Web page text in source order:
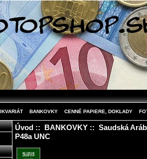
BANKOVKY CENNÉ PAPIERE, DOKLADY
Úvod:: BANKOVKY:: Saudská
P48a UNC